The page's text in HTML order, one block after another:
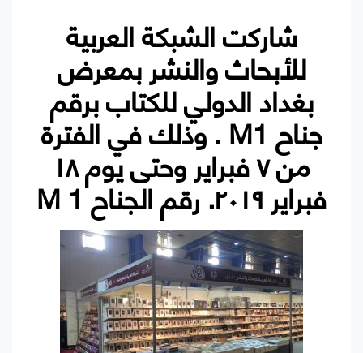
شاركت الشبكة العربية
للأبحاث والنشر بمعرض
بغداد الدولي للكتاب برقم
جناح M1 . وذلك في الفترة
من ٧ فبراير وحتى يوم ١٨
فبراير ٢٠١٩. رقم الجناح M 1